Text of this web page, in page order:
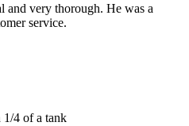
and very thorough. He was a
service.
1/4 of a tank